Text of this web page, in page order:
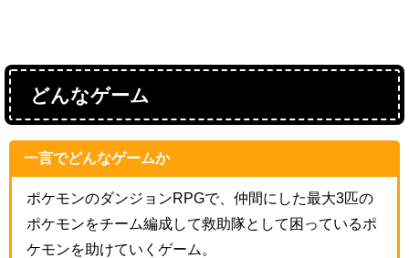
どんなゲーム
一言でどんなゲームか
ポケモンのダンジョンRPGで、仲間にした最大3匹の
ポケモンをチーム編成して救助隊として困っているポ
ケモンを助けていくゲーム。